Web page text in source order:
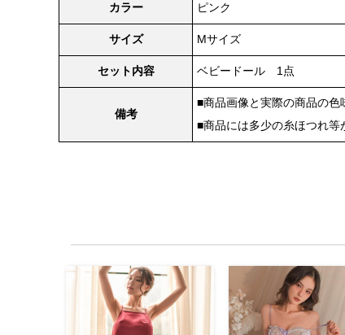
カラー ピンク
サイズ Mサイズ
セット内容 ベビードール 1点
備考
■商品画像と実際の商品の色
■商品には多少の糸ほつれ等